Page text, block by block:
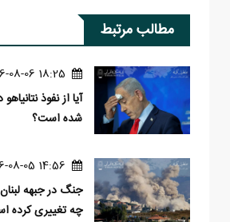
مطالب مرتبط
18:25 2026-08-06
آیا از نفوذ
شده است؟
14:56 2026-08-05
جنگ در جبهه
چه تغییری کرده